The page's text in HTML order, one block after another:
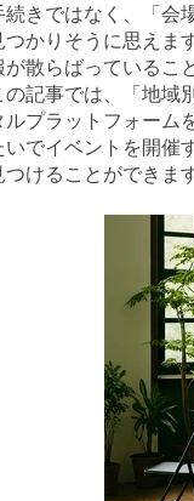
続きではなく、「会
つかりそうに思えま
が散らばっているこ
の記事で﻿は、「地域
ルプラットフォーム
いでイベントを開催
つけることができま